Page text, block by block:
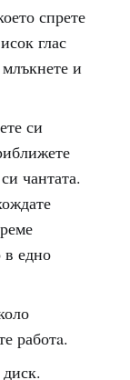
спрете
глас
и
си
чантата.
в едно
работa.